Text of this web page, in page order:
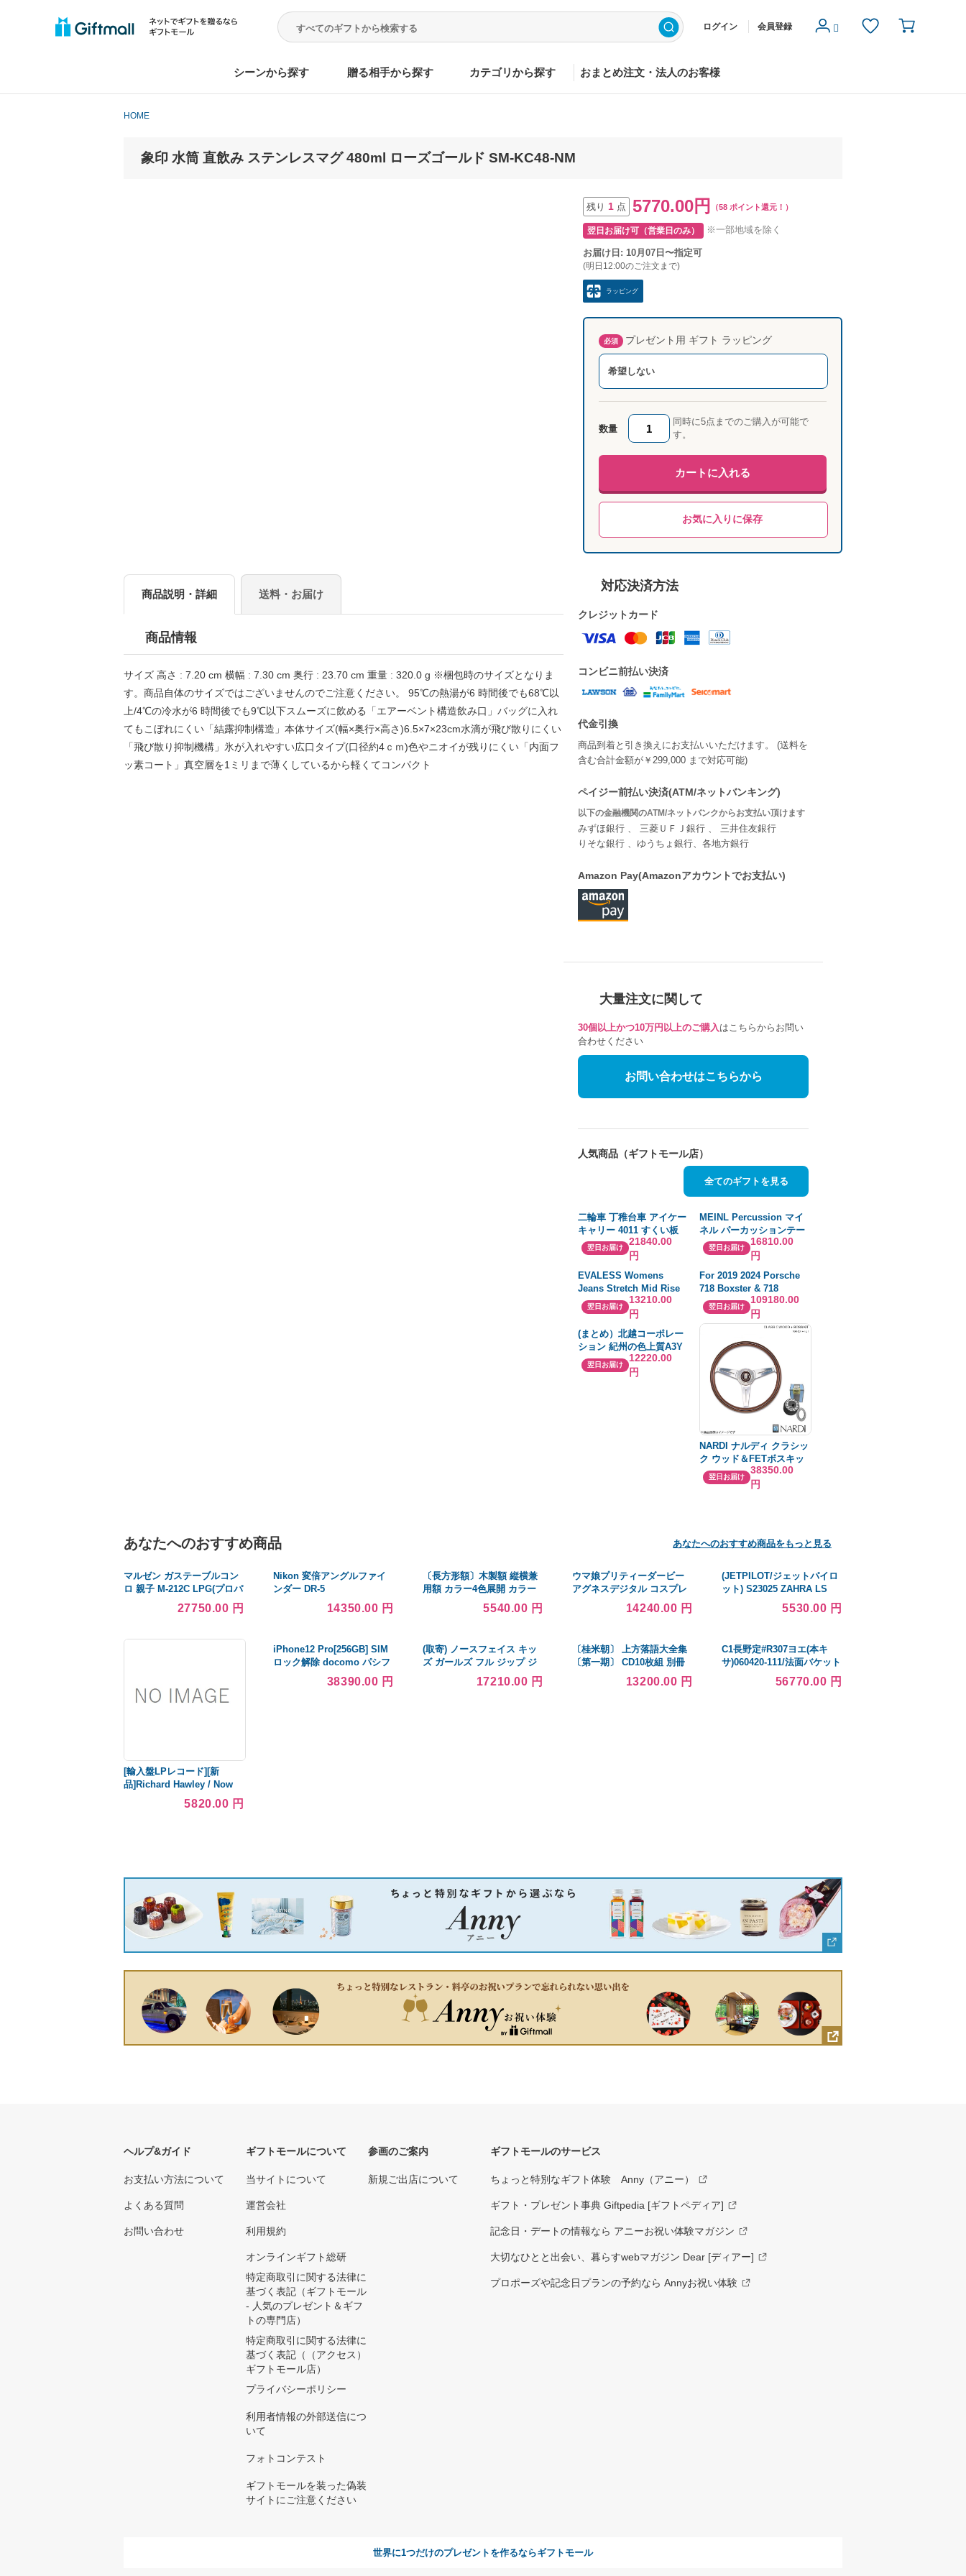
ログイン 会員登録
シーンから探す 贈る相手から探す カテゴリから探す おまとめ注文・法人のお客様
HOME
象印 水筒 直飲み ステンレスマグ 480ml ローズゴールド SM-KC48-NM
商品説明・詳細 送料・お届け
商品情報
サイズ 高さ : 7.20 cm 横幅 : 7.30 cm 奥行 : 23.70 cm 重量 : 320.0 g ※梱包時のサイズとなりま
す。商品自体のサイズではございませんのでご注意ください。 95℃の熱湯が6 時間後でも68℃以
上/4℃の冷水が6 時間後でも9℃以下スムーズに飲める「エアーベント構造飲み口」バッグに入れ
てもこぼれにくい「結露抑制構造」本体サイズ(幅×奥行×高さ)6.5×7×23cm水滴が飛び散りにくい
「飛び散り抑制機構」氷が入れやすい広口タイプ(口径約4ｃｍ)色やニオイが残りにくい「内面フ
ッ素コート」真空層を1ミリまで薄くしているから軽くてコンパクト
残り 1 点 5770.00円 （58 ポイント還元！）
翌日お届け可（営業日のみ） ※一部地域を除く
お届け日: 10月07日〜指定可
(明日12:00のご注文まで)
ラッピング
必須 プレゼント用 ギフト ラッピング
希望しない
数量
同時に5点までのご購入が可能で
す。
カートに入れる
お気に入りに保存
対応決済方法
クレジットカード
コンビニ前払い決済
代金引換
商品到着と引き換えにお支払いいただけます。 (送料を
含む合計金額が￥299,000 まで対応可能)
ペイジー前払い決済(ATM/ネットバンキング)
以下の金融機関のATM/ネットバンクからお支払い頂けます
みずほ銀行 、 三菱ＵＦＪ銀行 、 三井住友銀行
りそな銀行 、ゆうちょ銀行、各地方銀行
Amazon Pay(Amazonアカウントでお支払い)
大量注文に関して
30個以上かつ10万円以上のご購入 はこちらからお問い
合わせください
お問い合わせはこちらから
人気商品（ギフトモール店）
全てのギフトを見る
二輪車 丁稚台車 アイケー
キャリー 4011 すくい板
サイズ 250×470 2輪 台車
農業 運搬 スチール製 日
送不可)
翌日お届け
21840.00
円
MEINL Percussion マイ
ネル パーカッションテー
ブル 18"x12" MC-PT 国内
正規品
翌日お届け
16810.00
円
EVALESS Womens
Jeans Stretch Mid Rise
Pull On Ripped
Distressed Jean Tummy
Control Straight Ankle
Denim Pants Sky Blue
Size 6 並行輸入品
翌日お届け
13210.00
円
For 2019 2024 Porsche
718 Boxster & 718
Cayman OEM Quality
Touch 並行輸入品
翌日お届け
109180.00
円
(まとめ）北越コーポレー
ション 紀州の色上質A3Y
目 薄口 レモン 1冊(500枚)
〔×3セット〕
翌日お届け
12220.00
円
NARDI ナルディ クラシッ
ク ウッド＆FETボスキッ
トセット スイフト HT51S
12/2〜16/10 ウッド&ポリ
翌日お届け
38350.00
円
あなたへのおすすめ商品 あなたへのおすすめ商品をもっと見る
マルゼン ガステーブルコン
ロ 親子 M-212C LPG(プロパ
ンガス)メーカー直送/代引不
27750.00 円
Nikon 変倍アングルファイ
ンダー DR-5
14350.00 円
〔長方形額〕木製額 縦横兼
用額 カラー4色展開 カラー
長方形額（600×300mm）ブ
5540.00 円
ウマ娘プリティーダービー
アグネスデジタル コスプレ
衣装 ウィッグ 靴 コスチュー
ム 演出服 アニメ ゲーム ハ
14240.00 円
(JETPILOT/ジェットパイロ
ット) S23025 ZAHRA LS
RASHIE レディース ラッシ
5530.00 円
[輸入盤LPレコード][新
品]Richard Hawley / Now
Then: The Very Best Of
Richard Hawley (Black)
5820.00 円
iPhone12 Pro[256GB] SIM
ロック解除 docomo パシフ
ィックブル …
38390.00 円
(取寄) ノースフェイス キッ
ズ ガールズ フル ジップ ジ
ャケット (リトル キッド)
17210.00 円
〔桂米朝〕 上方落語大全集
〔第一期〕 CD10枚組 別冊
解説 速記本付き ボックスケ
ース入り 〔ホビー 趣味 演
13200.00 円
C1長野定#R307ヨエ(本キ
サ)060420-111/法面バケット
4トンクラス巾110cmリブ付
無指定要 塗装色指定不可 送
56770.00 円
ヘルプ&ガイド
お支払い方法について
よくある質問
お問い合わせ
ギフトモールについて
当サイトについて
運営会社
利用規約
オンラインギフト総研
特定商取引に関する法律に
基づく表記（ギフトモール
- 人気のプレゼント＆ギフ
トの専門店）
特定商取引に関する法律に
基づく表記（（アクセス）
ギフトモール店）
プライバシーポリシー
利用者情報の外部送信につ
いて
フォトコンテスト
ギフトモールを装った偽装
サイトにご注意ください
参画のご案内
新規ご出店について
ギフトモールのサービス
ちょっと特別なギフト体験 Anny（アニー）
ギフト・プレゼント事典 Giftpedia [ギフトペディア]
記念日・デートの情報なら アニーお祝い体験マガジン
大切なひとと出会い、暮らすwebマガジン Dear [ディアー]
プロポーズや記念日プランの予約なら Annyお祝い体験
世界に1つだけのプレゼントを作るならギフトモール